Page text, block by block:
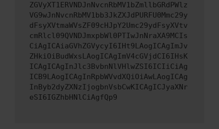
ZGVyXT1ERVNDJnNvcnRbMV1bZmllbGRdPWlz
VG9wJnNvcnRbMV1bb3JkZXJdPURFU0Mmc29y
dFsyXVtmaWVsZF09cHJpY2Umc29ydFsyXVtv
cmRlcl09QVNDJmxpbWl0PTIwJnNraXA9MCIs
CiAgICAiaGVhZGVycyI6IHt9LAogICAgImJv
ZHkiOiBudWxsLAogICAgImV4cGVjdCI6IHsK
ICAgICAgInJlc3BvbnNlVHlwZSI6ICIiCiAg
ICB9LAogICAgInRpbWVvdXQiOiAwLAogICAg
InByb2dyZXNzIjogbnVsbCwKICAgICJyaXNr
eSI6IGZhbHNlCiAgfQp9